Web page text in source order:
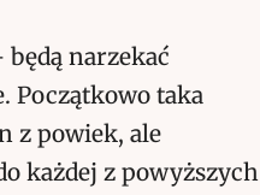
będą narzekać
Początkowo taka
z powiek, ale
każdej z powyższych